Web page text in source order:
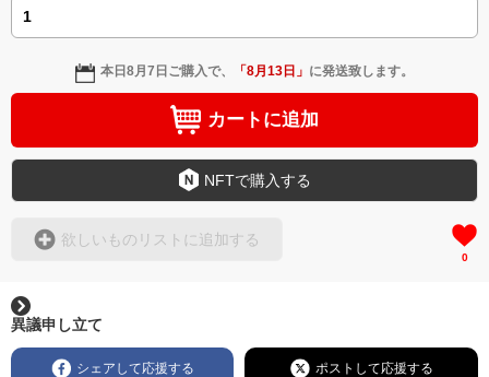
本日8月7日 ご購入で、 「8月13日 」 に発送致します。
カートに追加
NFTで購入する
欲しいものリストに追加する
0
異議申し立て
シェアして応援する ポストして応援する